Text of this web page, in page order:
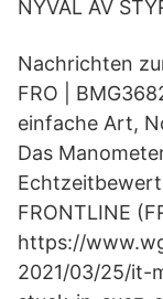
NYVAL AV
Nachrichten
FRO |
einfache Art,
Das
FRONTLINE
https://
2021/03/25/it-